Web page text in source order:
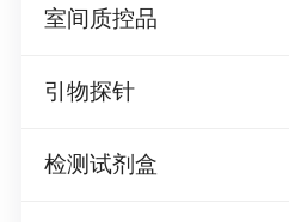
室间质控品
引物探针
检测试剂盒